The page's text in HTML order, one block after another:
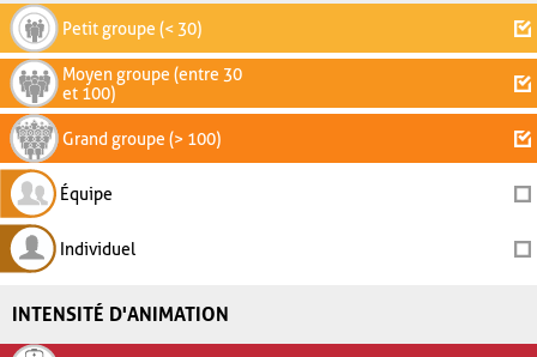
Petit groupe (< 30)
Moyen groupe (entre 30
et 100)
Grand groupe (> 100)
Équipe
Individuel
INTENSITÉ D'ANIMATION